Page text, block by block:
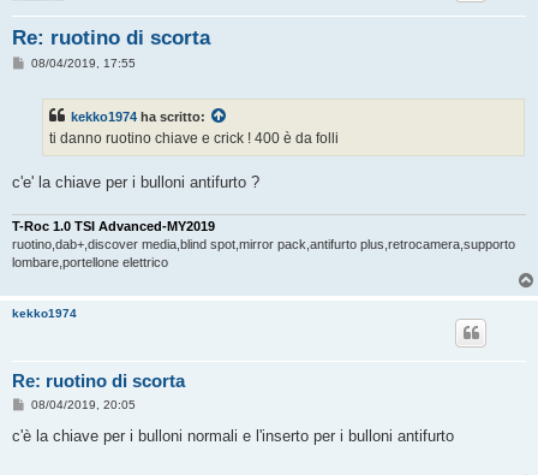
Re: ruotino di scorta
M
o
08/04/2019, 17:55
kekko1974 ha scritto:
ti danno ruotino chiave e crick ! 400 è da folli
c'e' la chiave per i bulloni antifurto ?
T-Roc 1.0 TSI Advanced-MY2019
ruotino,dab+,discover media,blind spot,mirror pack,antifurto plus,retrocamera,supporto
lombare,portellone elettrico
kekko1974
Re: ruotino di scorta
M
s
08/04/2019, 20:05
c'è la chiave per i bulloni normali e l'inserto per i bulloni antifurto